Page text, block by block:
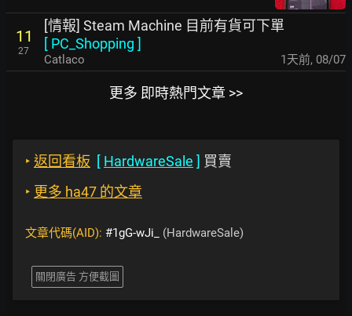
11
27
[情報] Steam Machine 目前有貨可下單
[ PC_Shopping ]
Catlaco 1天前, 08/07
更多 即時熱門文章 >>
‣ 返回看板 [ HardwareSale ] 買賣
‣ 更多 ha47 的文章
文章代碼(AID): #1gG-wJi_ (HardwareSale)
關閉廣告 方便截圖